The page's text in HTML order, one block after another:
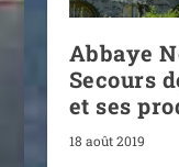
Abbaye
Secours
et ses
18 août 2019